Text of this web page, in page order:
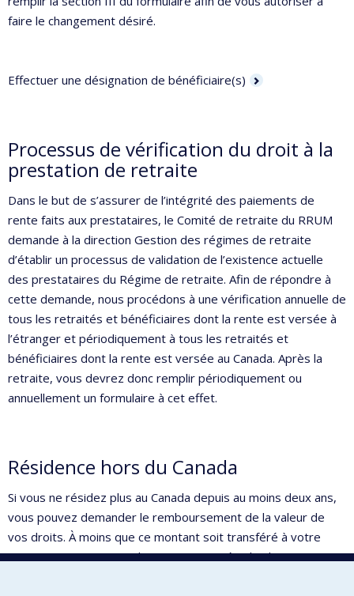
faire le changement désiré.
Effectuer une désignation de bénéficiaire(s)
Processus de vérification du droit à la
prestation de retraite
Dans le but de s’assurer de l’intégrité des paiements de
rente faits aux prestataires, le Comité de retraite du RRUM
demande à la direction Gestion des régimes de retraite
d’établir un processus de validation de l’existence actuelle
des prestataires du Régime de retraite. Afin de répondre à
cette demande, nous procédons à une vérification annuelle de
tous les retraités et bénéficiaires dont la rente est versée à
l’étranger et périodiquement à tous les retraités et
bénéficiaires dont la rente est versée au Canada. Après la
retraite, vous devrez donc remplir périodiquement ou
annuellement un formulaire à cet effet.
Résidence hors du Canada
Si vous ne résidez plus au Canada depuis au moins deux ans,
vous pouvez demander le remboursement de la valeur de
vos droits. À moins que ce montant soit transféré à votre
REER ou votre FEER, celui-ci sera imposé selon les ententes